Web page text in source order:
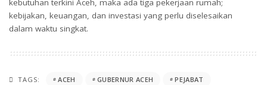
kebutuhan terkini Aceh, maka ada tiga pekerjaan rumah;
kebijakan, keuangan, dan investasi yang perlu diselesaikan
dalam waktu singkat.
TAGS: ACEH GUBERNUR ACEH
PEJABAT